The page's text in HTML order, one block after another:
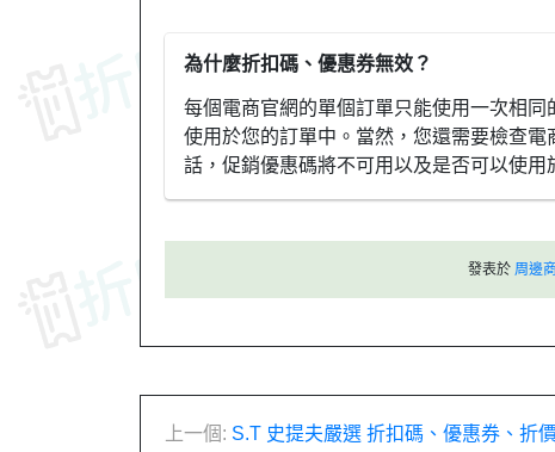
為什麼折扣碼、優惠券無效？
每個電商官網的單個訂單只能使用一次相
使用於您的訂單中。當然，您還需要檢查
話，促銷優惠碼將不可用以及是否可以使用
發表於 周邊
文
上一個: S.T 史提夫嚴選 折扣碼、優惠券、折